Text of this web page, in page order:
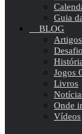
Guia
BLOG
Artigos
Jogos
Livros
Onde
Vídeos